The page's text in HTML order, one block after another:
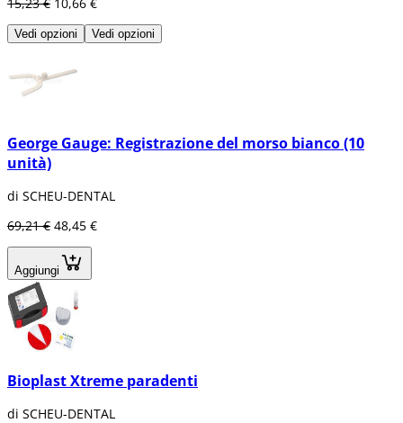
Vedi opzioni Vedi opzioni
George Gauge: Registrazione del morso bianco (10
unità)
di SCHEU-DENTAL
69,21 € 48,45 €
Aggiungi
Bioplast Xtreme paradenti
di SCHEU-DENTAL